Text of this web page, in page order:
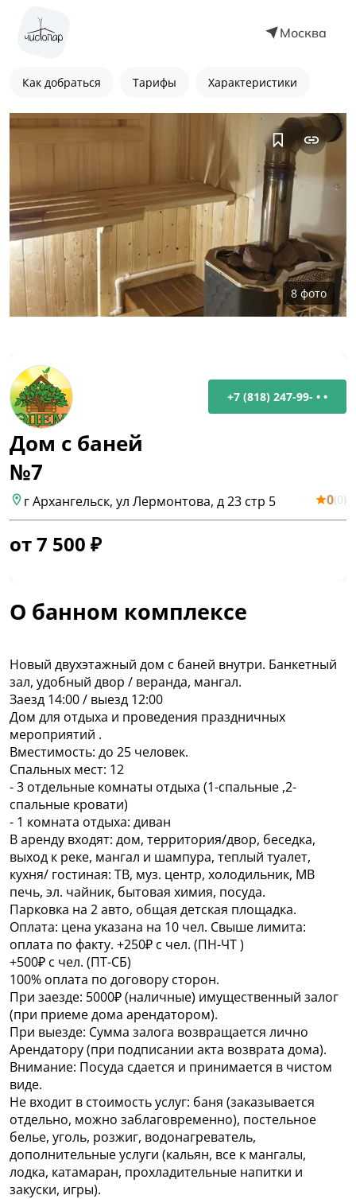
Москва
Как добраться Тарифы Характеристики
8фото
+7 (818) 247-99- • •
Дом с баней
№7
г Архангельск, ул Лермонтова, д 23 стр 5 0(0)
от7 500 ₽
О банном комплексе
Новый двухэтажный дом с баней внутри. Банкетный
зал, удобный двор / веранда, мангал.
Заезд 14:00 / выезд 12:00
Дом для отдыха и проведения праздничных
мероприятий .
Вместимость: до 25 человек.
Спальных мест: 12
- 3 отдельные комнаты отдыха (1-спальные ,2-
спальные кровати)
- 1 комната отдыха: диван
В аренду входят: дом, территория/двор, беседка,
выход к реке, мангал и шампура, теплый туалет,
кухня/ гостиная: ТВ, муз. центр, холодильник, МВ
печь, эл. чайник, бытовая химия, посуда.
Парковка на 2 авто, общая детская площадка.
Оплата: цена указана на 10 чел. Свыше лимита:
оплата по факту. +250₽ с чел. (ПН-ЧТ )
+500₽ с чел. (ПТ-СБ)
100% оплата по договору сторон.
При заезде: 5000₽ (наличные) имущественный залог
(при приеме дома арендатором).
При выезде: Сумма залога возвращается лично
Арендатору (при подписании акта возврата дома).
Внимание: Посуда сдается и принимается в чистом
виде.
Не входит в стоимость услуг: баня (заказывается
отдельно, можно заблаговременно), постельное
белье, уголь, розжиг, водонагреватель,
дополнительные услуги (кальян, все к мангалы,
лодка, катамаран, прохладительные напитки и
закуски, игры).